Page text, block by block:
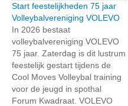
Start feestelijkheden 75 jaar
Volleybalvereniging VOLEVO
In 2026 bestaat
volleybalvereniging VOLEVO
75 jaar. Zaterdag is dit lustrum
feestelijk gestart tijdens de
Cool Moves Volleybal training
voor de jeugd in spothal
Forum Kwadraat. VOLEVO